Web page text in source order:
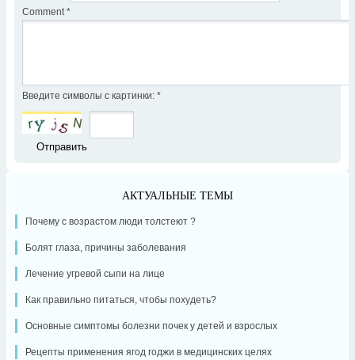
Comment *
Введите символы с картинки: *
АКТУАЛЬНЫЕ ТЕМЫ
Почему с возрастом люди толстеют ?
Болят глаза, причины заболевания
Лечение угревой сыпи на лице
Как правильно питаться, чтобы похудеть?
Основные симптомы болезни почек у детей и взрослых
Рецепты применения ягод годжи в медицинских целях